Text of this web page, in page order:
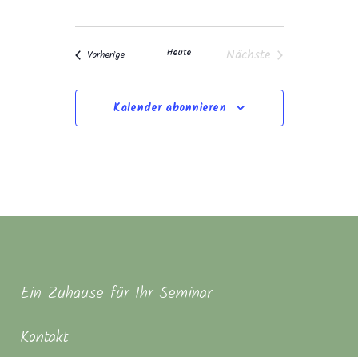
VorherigeVeranstaltungen
Heute
Nächste
Kalender abonnieren
Ein Zuhause für Ihr Seminar
Kontakt